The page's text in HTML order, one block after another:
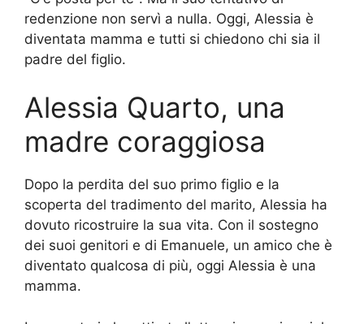
redenzione non servì a nulla. Oggi, Alessia è
diventata mamma e tutti si chiedono chi sia il
padre del figlio.
Alessia Quarto, una
madre coraggiosa
Dopo la perdita del suo primo figlio e la
scoperta del tradimento del marito, Alessia ha
dovuto ricostruire la sua vita. Con il sostegno
dei suoi genitori e di Emanuele, un amico che è
diventato qualcosa di più, oggi Alessia è una
mamma.